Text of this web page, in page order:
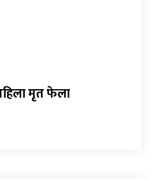
मृत फेला